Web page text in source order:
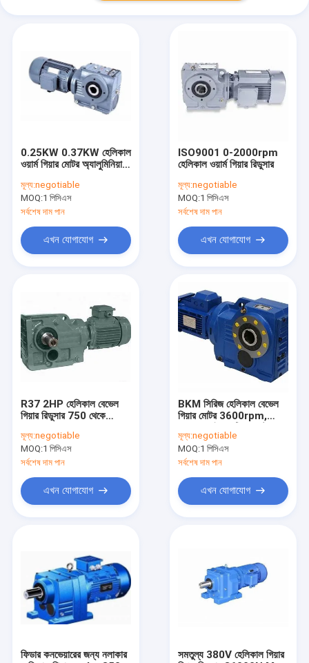
বাড়ি
পণ্য
0.25KW 0.37KW হেলিকাল
ওয়ার্ম গিয়ার মোটর অ্যালুমিনিয়াম
মূল্য:negotiable
MOQ:1 পিসিএস
সর্বশেষ দাম পান
এখন যোগাযোগ
ISO9001 0-2000rpm
হেলিকাল ওয়ার্ম গিয়ার রিডুসার
মূল্য:negotiable
MOQ:1 পিসিএস
সর্বশেষ দাম পান
এখন যোগাযোগ
R37 2HP হেলিকাল বেভেল
গিয়ার রিডুসার 750 থেকে
মূল্য:negotiable
MOQ:1 পিসিএস
সর্বশেষ দাম পান
এখন যোগাযোগ
BKM সিরিজ হেলিকাল বেভেল
গিয়ার মোটর 3600rpm,
গিয়ার রিডাকশন বক্স
মূল্য:negotiable
MOQ:1 পিসিএস
সর্বশেষ দাম পান
এখন যোগাযোগ
ফিডার কনভেয়ারের জন্য নলাকার
সমতুল্য 380V হেলিকাল গিয়ার